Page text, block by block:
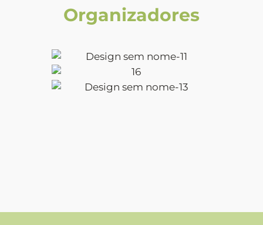
Organizadores